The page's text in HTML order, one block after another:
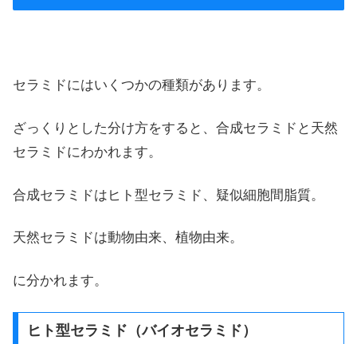
セラミドにはいくつかの種類があります。
ざっくりとした分け方をすると、合成セラミドと天然
セラミドにわかれます。
合成セラミドはヒト型セラミド、疑似細胞間脂質。
天然セラミドは動物由来、植物由来。
に分かれます。
ヒト型セラミド（バイオセラミド）